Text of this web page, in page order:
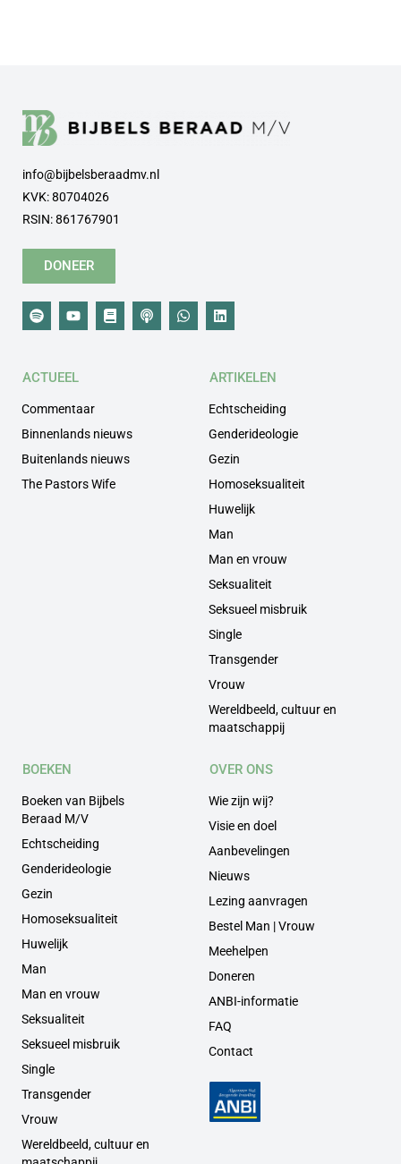
info@bijbelsberaadmv.nl
KVK: 80704026
RSIN: 861767901
DONEER
ACTUEEL
Commentaar
Binnenlands nieuws
Buitenlands nieuws
The Pastors Wife
ARTIKELEN
Echtscheiding
Genderideologie
Gezin
Homoseksualiteit
Huwelijk
Man
Man en vrouw
Seksualiteit
Seksueel misbruik
Single
Transgender
Vrouw
Wereldbeeld, cultuur en
maatschappij
BOEKEN
Boeken van Bijbels
Beraad M/V
Echtscheiding
Genderideologie
Gezin
Homoseksualiteit
Huwelijk
Man
Man en vrouw
Seksualiteit
Seksueel misbruik
Single
Transgender
Vrouw
Wereldbeeld, cultuur en
OVER ONS
Wie zijn wij?
Visie en doel
Aanbevelingen
Nieuws
Lezing aanvragen
Bestel Man | Vrouw
Meehelpen
Doneren
ANBI-informatie
FAQ
Contact